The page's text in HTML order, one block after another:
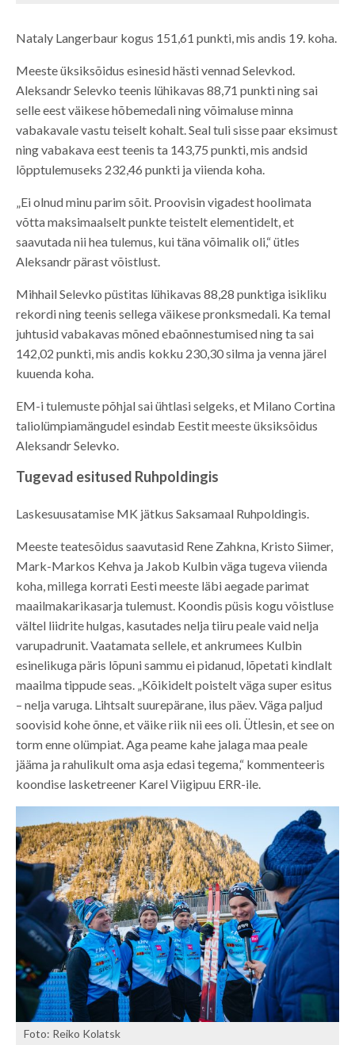
Nataly Langerbaur kogus 151,61 punkti, mis andis 19. koha.
Meeste üksiksõidus esinesid hästi vennad Selevkod.
Aleksandr Selevko teenis lühikavas 88,71 punkti ning sai
selle eest väikese hõbemedali ning võimaluse minna
vabakavale vastu teiselt kohalt. Seal tuli sisse paar eksimust
ning vabakava eest teenis ta 143,75 punkti, mis andsid
lõpptulemuseks 232,46 punkti ja viienda koha.
„Ei olnud minu parim sõit. Proovisin vigadest hoolimata
võtta maksimaalselt punkte teistelt elementidelt, et
saavutada nii hea tulemus, kui täna võimalik oli,“ ütles
Aleksandr pärast võistlust.
Mihhail Selevko püstitas lühikavas 88,28 punktiga isikliku
rekordi ning teenis sellega väikese pronksmedali. Ka temal
juhtusid vabakavas mõned ebaõnnestumised ning ta sai
142,02 punkti, mis andis kokku 230,30 silma ja venna järel
kuuenda koha.
EM-i tulemuste põhjal sai ühtlasi selgeks, et Milano Cortina
taliolümpiamängudel esindab Eestit meeste üksiksõidus
Aleksandr Selevko.
Tugevad esitused Ruhpoldingis
Laskesuusatamise MK jätkus Saksamaal Ruhpoldingis.
Meeste teatesõidus saavutasid Rene Zahkna, Kristo Siimer,
Mark-Markos Kehva ja Jakob Kulbin väga tugeva viienda
koha, millega korrati Eesti meeste läbi aegade parimat
maailmakarikasarja tulemust. Koondis püsis kogu võistluse
vältel liidrite hulgas, kasutades nelja tiiru peale vaid nelja
varupadrunit. Vaatamata sellele, et ankrumees Kulbin
esinelikuga päris lõpuni sammu ei pidanud, lõpetati kindlalt
maailma tippude seas. „Kõikidelt poistelt väga super esitus
– nelja varuga. Lihtsalt suurepärane, ilus päev. Väga paljud
soovisid kohe õnne, et väike riik nii ees oli. Ütlesin, et see on
torm enne olümpiat. Aga peame kahe jalaga maa peale
jääma ja rahulikult oma asja edasi tegema,“ kommenteeris
koondise lasketreener Karel Viigipuu ERR-ile.
Foto: Reiko Kolatsk